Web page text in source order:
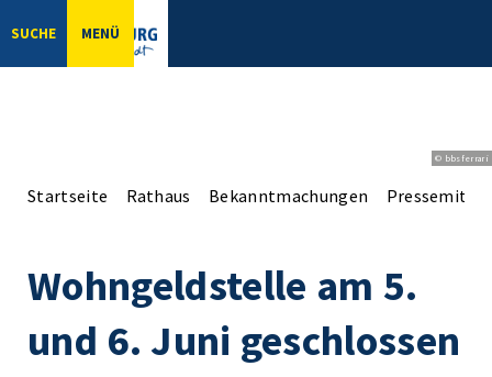
SUCHE MENÜ
© bbsferrari
Startseite Rathaus Bekanntmachungen
Wohngeldstelle am 5.
und 6. Juni geschlossen